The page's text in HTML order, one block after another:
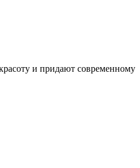
и придают современному